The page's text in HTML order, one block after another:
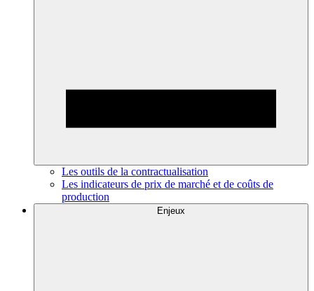
Les outils de la contractualisation
Les indicateurs de prix de marché et de coûts de
production
Enjeux